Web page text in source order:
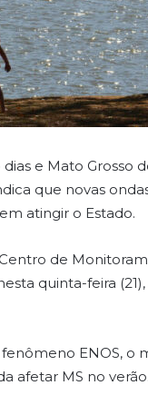
e Mato Grosso
que novas
atingir o Estado.
de
quinta-feira
ENOS, o
afetar MS no